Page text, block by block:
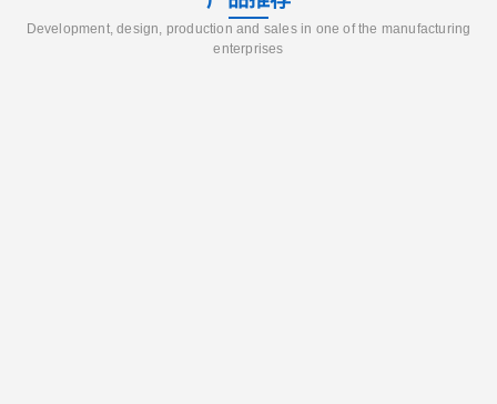
Development, design, production and sales in one of the manufacturing
enterprises